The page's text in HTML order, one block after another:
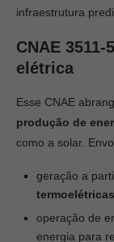
infraestrutura
CNAE
elétrica
Esse CNAE
produção de
como a solar.
geração a
termoelétricas
operação de
energia para